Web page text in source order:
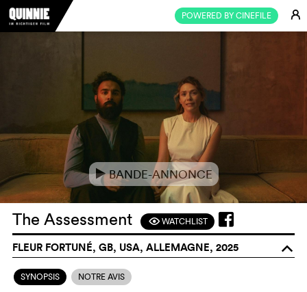
POWERED BY CINEFILE E
eBANDE-ANNONCE
The Assessment FWATCHLIST
FLEUR FORTUNÉ, GB, USA, ALLEMAGNE, 2025 o
SYNOPSIS NOTRE AVIS